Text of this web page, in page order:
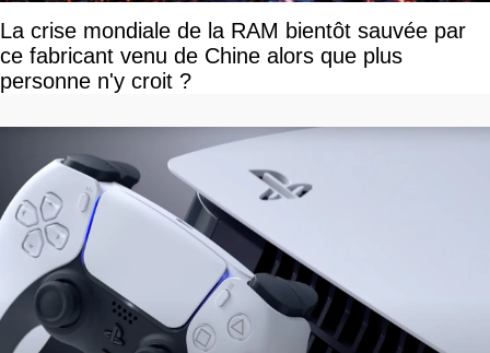
La crise mondiale de la RAM bientôt sauvée par
ce fabricant venu de Chine alors que plus
personne n'y croit ?